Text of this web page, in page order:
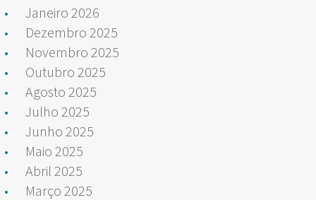
Janeiro 2026
Dezembro 2025
Novembro 2025
Outubro 2025
Agosto 2025
Julho 2025
Junho 2025
Maio 2025
Abril 2025
Março 2025